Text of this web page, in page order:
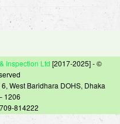
Inspection Ltd [2017-2025] - ©
West Baridhara DOHS, Dhaka
1206
814222